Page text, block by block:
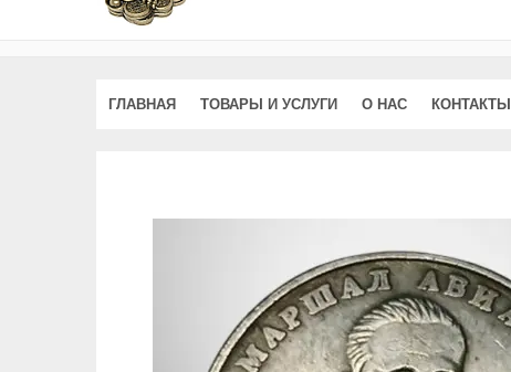
ГЛАВНАЯ ТОВАРЫ И УСЛУГИ О НАС КОНТАКТЫ